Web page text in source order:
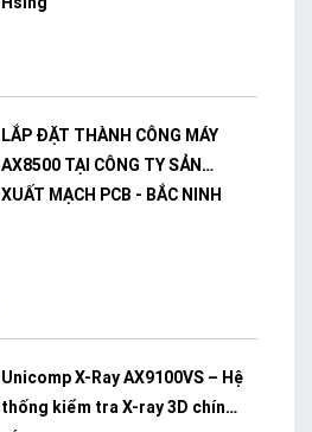
LẮP ĐẶT THÀNH CÔNG MÁY
AX8500 TẠI CÔNG TY SẢN
XUẤT MẠCH PCB - BẮC NINH
Unicomp X-Ray AX9100VS – Hệ
thống kiểm tra X-ray 3D chính